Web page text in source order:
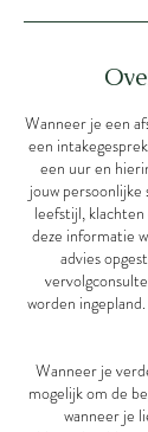
Wanneer je een
een
een uur en
jouw
leefstijl, klachten
deze informatie
advies
worden
Wanneer je
mogelijk om de
wanneer je